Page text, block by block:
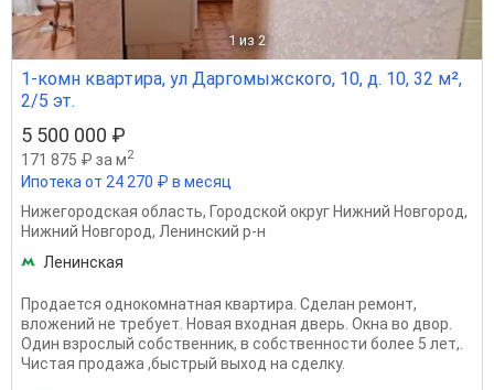
1 из 2
1-комн квартира, ул Даргомыжского, 10, д. 10, 32 м²,
2/5 эт.
5 500 000 ₽
171 875 ₽ за м2
Ипотека от 24 270 ₽ в месяц
Нижегородская область, Городской округ Нижний Новгород,
Нижний Новгород, Ленинский р-н
Ленинская
Продается однокомнатная квартира. Сделан ремонт,
вложений не требует. Новая входная дверь. Окна во двор.
Один взрослый собственник, в собственности более 5 лет,.
Чистая продажа ,быстрый выход на сделку.